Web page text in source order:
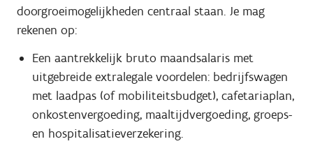
doorgroeimogelijkheden centraal staan. Je mag
rekenen op:
Een aantrekkelijk bruto maandsalaris met
uitgebreide extralegale voordelen: bedrijfswagen
met laadpas (of mobiliteitsbudget), cafetariaplan,
onkostenvergoeding, maaltijdvergoeding, groeps-
en hospitalisatieverzekering.